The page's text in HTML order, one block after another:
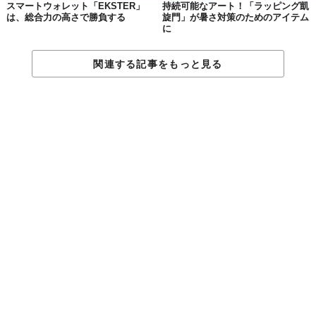
箱の上に華やかなリボンをつけてみましょう。一見とても難しそ
うに見えますが、8の字にねじって、輪の形にしたリボンを重ねて
スマートウォレット「EKSTER」
は、総合力の高さで勝負する
持続可能なアート！「ラッピング凱
旋門」が暑さ対策のためのアイテム
に
関連する記事をもっと見る